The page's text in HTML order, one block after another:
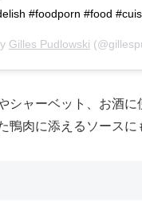
#foodporn #food
Gilles Pudlowski
シャーベット、お酒に
鴨肉に添えるソースに